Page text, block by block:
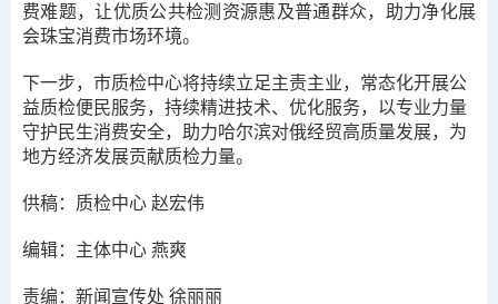
费难题，让优质公共检测资源惠及普通群众，助力净化展
会珠宝消费市场环境。
下一步，市质检中心将持续立足主责主业，常态化开展公
益质检便民服务，持续精进技术、优化服务，以专业力量
守护民生消费安全，助力哈尔滨对俄经贸高质量发展，为
地方经济发展贡献质检力量。
供稿：质检中心 赵宏伟
编辑：主体中心 燕爽
责编：新闻宣传处 徐丽丽